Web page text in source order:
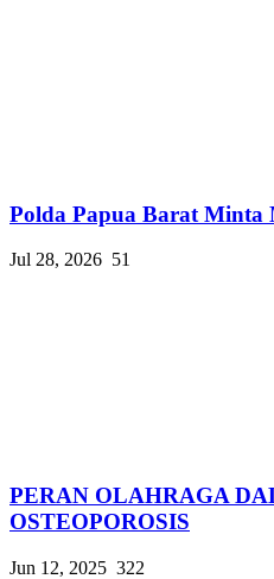
Polda Papua Barat Minta
Jul 28, 2026 51
PERAN OLAHRAGA
OSTEOPOROSIS
Jun 12, 2025 322